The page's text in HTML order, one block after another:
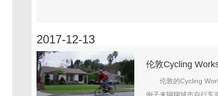
2017-12-13
伦敦Cycling
伦敦的Cycling